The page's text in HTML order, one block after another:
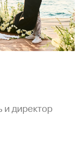
и директор